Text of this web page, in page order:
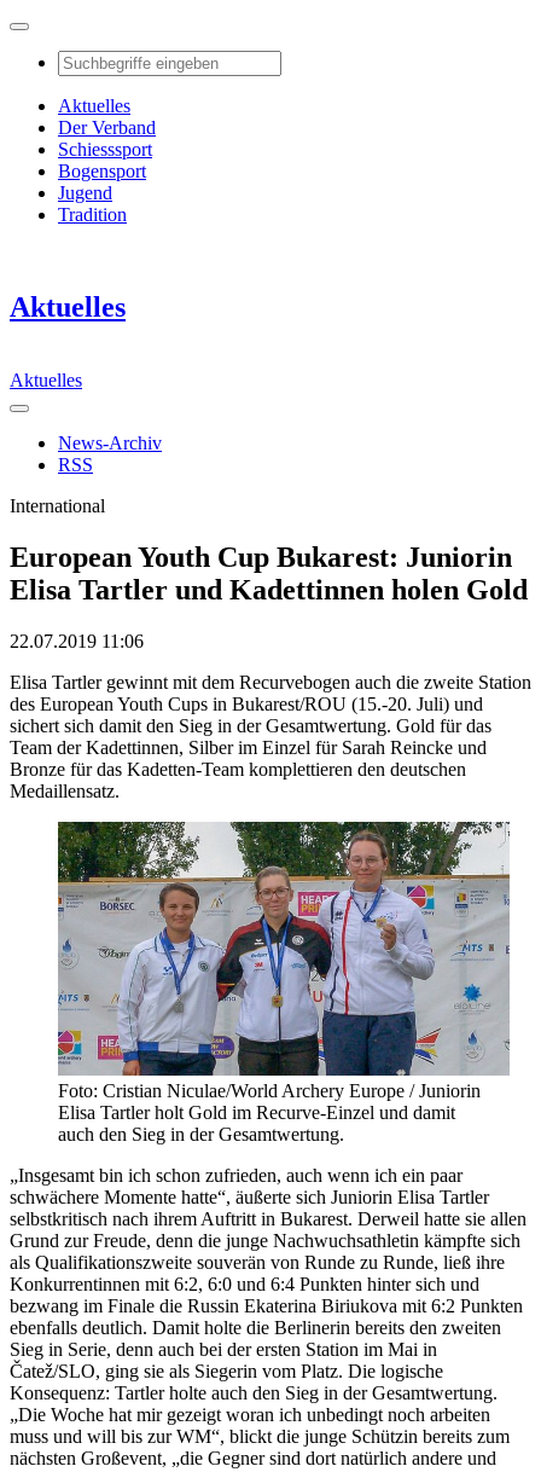
Aktuelles
Der Verband
Schiesssport
Bogensport
Jugend
Tradition
Aktuelles
Aktuelles
News-Archiv
RSS
International
European Youth Cup Bukarest: Juniorin
Elisa Tartler und Kadettinnen holen Gold
22.07.2019 11:06
Elisa Tartler gewinnt mit dem Recurvebogen auch die zweite Station
des European Youth Cups in Bukarest/ROU (15.-20. Juli) und
sichert sich damit den Sieg in der Gesamtwertung. Gold für das
Team der Kadettinnen, Silber im Einzel für Sarah Reincke und
Bronze für das Kadetten-Team komplettieren den deutschen
Medaillensatz.
Foto: Cristian Niculae/World Archery Europe / Juniorin
Elisa Tartler holt Gold im Recurve-Einzel und damit
auch den Sieg in der Gesamtwertung.
„Insgesamt bin ich schon zufrieden, auch wenn ich ein paar
schwächere Momente hatte“, äußerte sich Juniorin Elisa Tartler
selbstkritisch nach ihrem Auftritt in Bukarest. Derweil hatte sie allen
Grund zur Freude, denn die junge Nachwuchsathletin kämpfte sich
als Qualifikationszweite souverän von Runde zu Runde, ließ ihre
Konkurrentinnen mit 6:2, 6:0 und 6:4 Punkten hinter sich und
bezwang im Finale die Russin Ekaterina Biriukova mit 6:2 Punkten
ebenfalls deutlich. Damit holte die Berlinerin bereits den zweiten
Sieg in Serie, denn auch bei der ersten Station im Mai in
Čatež/SLO, ging sie als Siegerin vom Platz. Die logische
Konsequenz: Tartler holte auch den Sieg in der Gesamtwertung.
„Die Woche hat mir gezeigt woran ich unbedingt noch arbeiten
muss und will bis zur WM“, blickt die junge Schützin bereits zum
nächsten Großevent, „die Gegner sind dort natürlich andere und